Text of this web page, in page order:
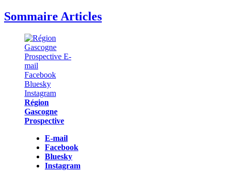
Sommaire Articles
Région
Gascogne
Prospective
E-mail
Facebook
Bluesky
Instagram